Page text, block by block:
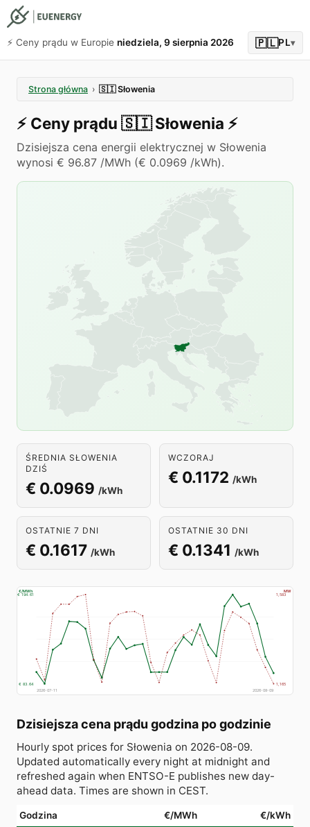
⚡️ Ceny prądu w Europie niedziela, 9 sierpnia 2026 🇵🇱PL▾
Strona główna › 🇸🇮 Słowenia
⚡️ Ceny prądu 🇸🇮 Słowenia ⚡️
Dzisiejsza cena energii elektrycznej w Słowenia
wynosi € 96.87 /MWh (€ 0.0969 /kWh).
ŚREDNIA SŁOWENIA
DZIŚ
€ 0.0969 /kWh
WCZORAJ
€ 0.1172 /kWh
OSTATNIE 7 DNI
€ 0.1617 /kWh
OSTATNIE 30 DNI
€ 0.1341 /kWh
€ 194.61
€ 83.64
€/MWh
1,583
1,165
MW
2026-07-11 2026-08-09
Dzisiejsza cena prądu godzina po godzinie
Hourly spot prices for Słowenia on 2026-08-09.
Updated automatically every night at midnight and
refreshed again when ENTSO-E publishes new day-
ahead data. Times are shown in CEST.
Godzina €/MWh €/kWh